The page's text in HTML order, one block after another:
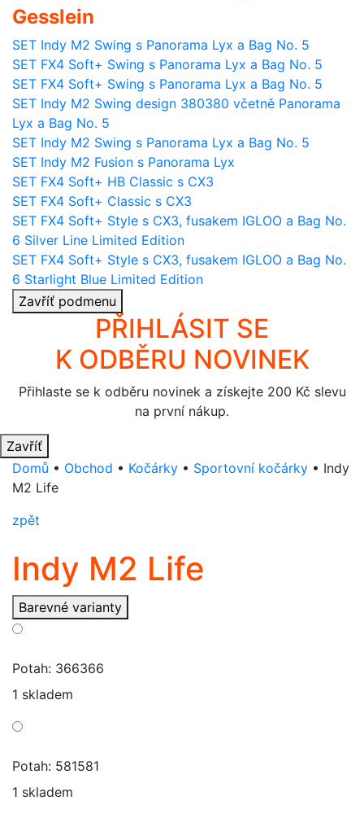
Gesslein
SET Indy M2 Swing s Panorama Lyx a Bag No. 5
SET FX4 Soft+ Swing s Panorama Lyx a Bag No. 5
SET FX4 Soft+ Swing s Panorama Lyx a Bag No. 5
SET Indy M2 Swing design 380380 včetně Panorama
Lyx a Bag No. 5
SET Indy M2 Swing s Panorama Lyx a Bag No. 5
SET Indy M2 Fusion s Panorama Lyx
SET FX4 Soft+ HB Classic s CX3
SET FX4 Soft+ Classic s CX3
SET FX4 Soft+ Style s CX3, fusakem IGLOO a Bag No.
6 Silver Line Limited Edition
SET FX4 Soft+ Style s CX3, fusakem IGLOO a Bag No.
6 Starlight Blue Limited Edition
Zavříť podmenu
PŘIHLÁSIT SE
K ODBĚRU NOVINEK
Přihlaste se k odběru novinek a získejte 200 Kč slevu
na první nákup.
Zavříť
Domů • Obchod • Kočárky • Sportovní kočárky • Indy
M2 Life
zpět
Indy M2 Life
Barevné varianty
Potah: 366366
1 skladem
Potah: 581581
1 skladem